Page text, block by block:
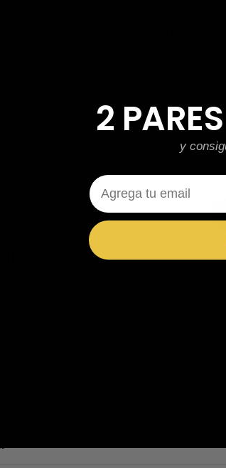
He comprado 5
unas Uptempo
Súper
Confiables
Calidad
la entrega. Datos
más nos plantean nuestros clientes
2
y
Email